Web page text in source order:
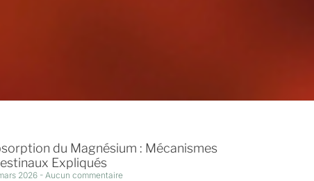
du Magnésium : Mécanismes
Expliqués
2026 Aucun commentaire